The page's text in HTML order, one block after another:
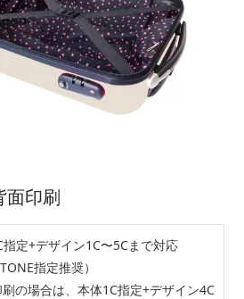
面印刷
指定+デザイン1C〜5Cまで対応
指定推奨）
の場合は、本体1C指定+デザイン4C